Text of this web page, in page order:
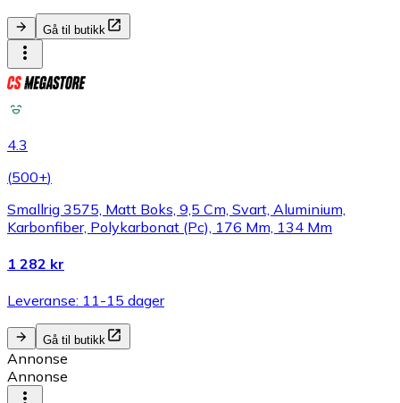
Gå til butikk
4.3
(500+)
Smallrig 3575, Matt Boks, 9,5 Cm, Svart, Aluminium,
Karbonfiber, Polykarbonat (Pc), 176 Mm, 134 Mm
1 282 kr
Leveranse: 11-15 dager
Gå til butikk
Annonse
Annonse